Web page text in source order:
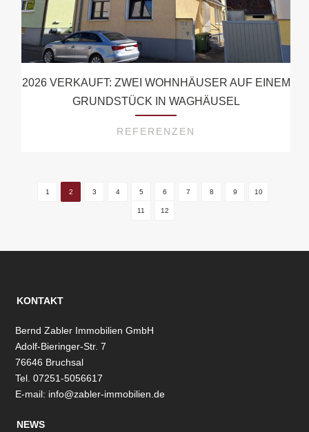
2026 VERKAUFT: ZWEI WOHNHÄUSER AUF EINEM
GRUNDSTÜCK IN WAGHÄUSEL
REFERENZEN
1 2 3 4 5 6 7 8 9 10
11 12
KONTAKT
Bernd Zabler Immobilien GmbH
Adolf-Bieringer-Str. 7
76646 Bruchsal
Tel. 07251-5056617
E-mail: info@zabler-immobilien.de
NEWS